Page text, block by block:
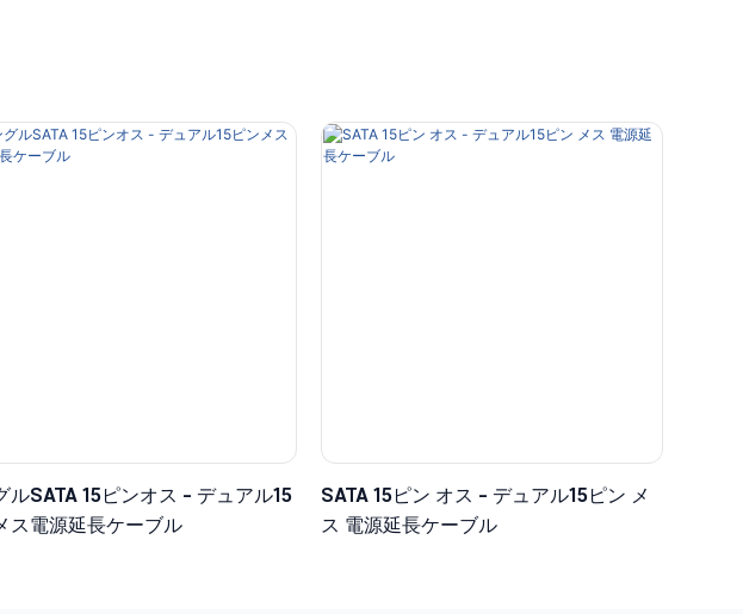
ルSATA 15ピンオス - デュアル15
ス電源延長ケーブル
SATA 15ピン オス - デュアル15ピン メ
ス 電源延長ケーブル